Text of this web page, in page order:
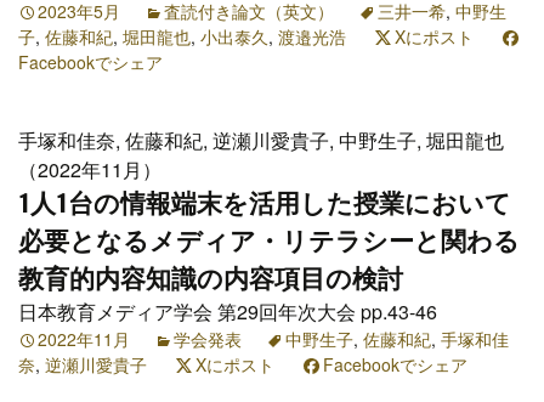
2023年5月 査読付き論文（英文） 三井一希, 中野生
子, 佐藤和紀, 堀田龍也, 小出泰久, 渡邉光浩
Xにポスト
Facebookでシェア
手塚和佳奈, 佐藤和紀, 逆瀬川愛貴子, 中野生子, 堀田龍也
（2022年11月）
1人1台の情報端末を活用した授業において
必要となるメディア・リテラシーと関わる
教育的内容知識の内容項目の検討
日本教育メディア学会 第29回年次大会 pp.43-46
2022年11月 学会発表 中野生子, 佐藤和紀, 手塚和佳
奈, 逆瀬川愛貴子 Xにポスト Facebookでシェア